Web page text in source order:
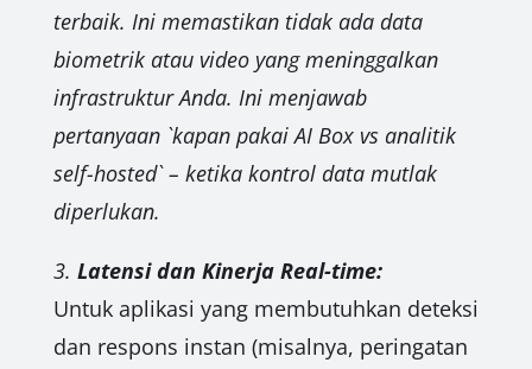
terbaik. Ini memastikan tidak ada data
biometrik atau video yang meninggalkan
infrastruktur Anda. Ini menjawab
pertanyaan `kapan pakai AI Box vs analitik
self-hosted` – ketika kontrol data mutlak
diperlukan.
3. Latensi dan Kinerja Real-time:
Untuk aplikasi yang membutuhkan deteksi
dan respons instan (misalnya, peringatan